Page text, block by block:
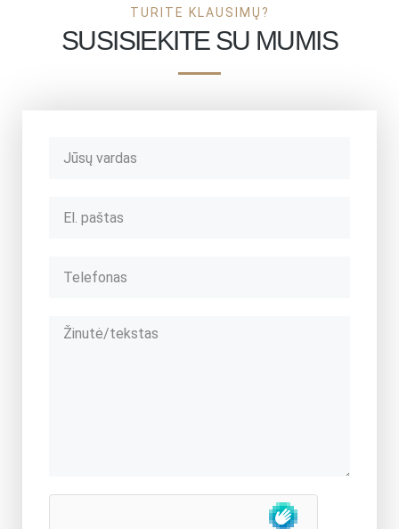
TURITE KLAUSIMŲ?
SUSISIEKITE SU MUMIS